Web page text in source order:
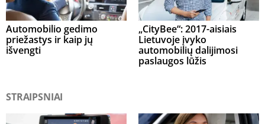
Automobilio gedimo
priežastys ir kaip jų
išvengti
„CityBee“: 2017-aisiais
Lietuvoje įvyko
automobilių dalijimosi
paslaugos lūžis
STRAIPSNIAI